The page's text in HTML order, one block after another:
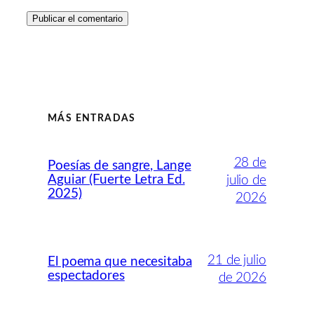
MÁS ENTRADAS
Poesías de sangre, Lange
Aguiar (Fuerte Letra Ed.
2025)
28 de
julio de
2026
El poema que necesitaba
espectadores
21 de julio
de 2026